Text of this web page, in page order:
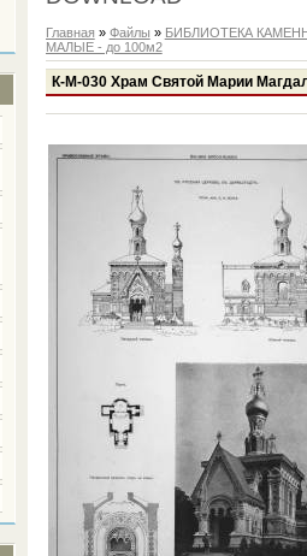
Главная » Файлы » БИБЛИОТЕКА
МАЛЫЕ - до 100м2
К-М-030 Храм Святой Марии